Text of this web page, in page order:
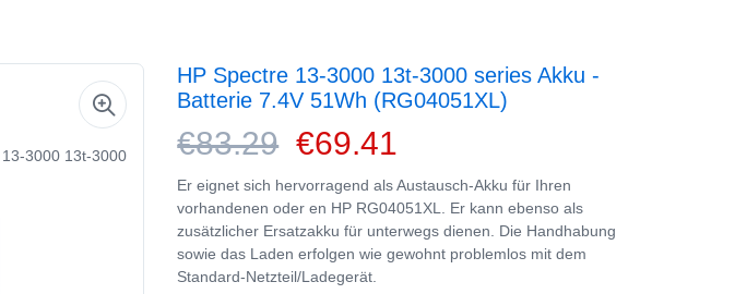
HP Spectre 13-3000 13t-3000 series Akku -
Batterie 7.4V 51Wh (RG04051XL)
€83.29€69.41
Er eignet sich hervorragend als Austausch-Akku für Ihren
vorhandenen oder en HP RG04051XL. Er kann ebenso als
zusätzlicher Ersatzakku für unterwegs dienen. Die Handhabung
sowie das Laden erfolgen wie gewohnt problemlos mit dem
Standard-Netzteil/Ladegerät.